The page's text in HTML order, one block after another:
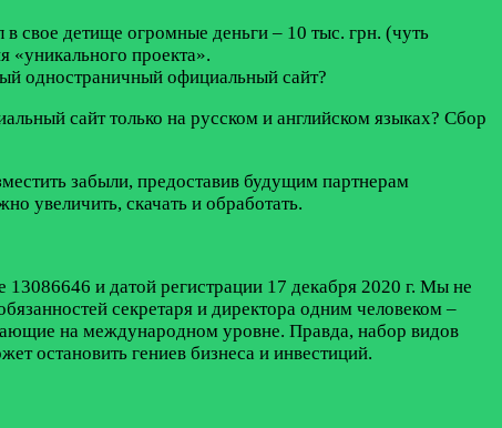
свое детище огромные деньги – 10 тыс. грн. (чуть
«уникального проекта».
одностраничный официальный сайт?
сайт только на русском и английском языках? Сбор
забыли, предоставив будущим партнерам
увеличить, скачать и обработать.
13086646 и датой регистрации 17 декабря 2020 г. Мы не
секретаря и директора одним человеком –
на международном уровне. Правда, набор видов
остановить гениев бизнеса и инвестиций.